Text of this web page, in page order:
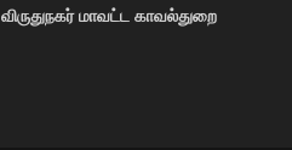
விருதுநகர் மாவட்ட காவல்துறை